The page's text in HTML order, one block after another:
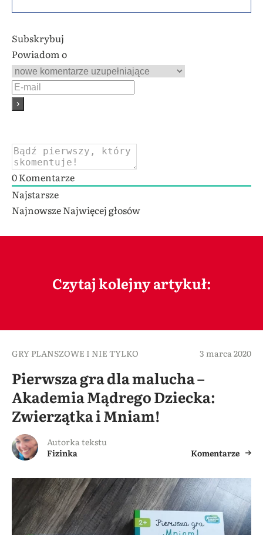
Subskrybuj
Powiadom o
0Komentarze
Najstarsze
NajnowszeNajwięcej głosów
Czytaj kolejny artykuł:
GRY PLANSZOWE I NIE TYLKO 3 marca 2020
Pierwsza gra dla malucha –
Akademia Mądrego Dziecka:
Zwierzątka i Mniam!
Autorka tekstu
Fizinka
Komentarze